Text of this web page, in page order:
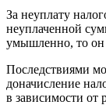
За неуплату
неуплаченной
умышленно, то он
Последствиями
доначисление
в зависимости от